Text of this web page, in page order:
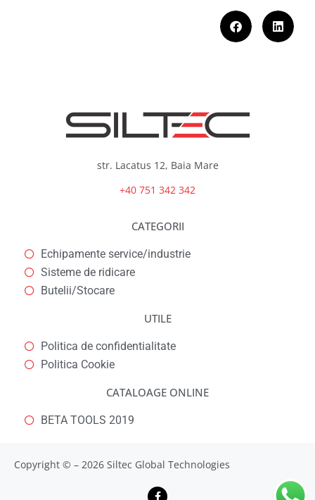
str. Lacatus 12, Baia Mare
+40 751 342 342
CATEGORII
Echipamente service/industrie
Sisteme de ridicare
Butelii/Stocare
UTILE
Politica de confidentialitate
Politica Cookie
CATALOAGE ONLINE
BETA TOOLS 2019
Copyright © – 2026 Siltec Global Technologies